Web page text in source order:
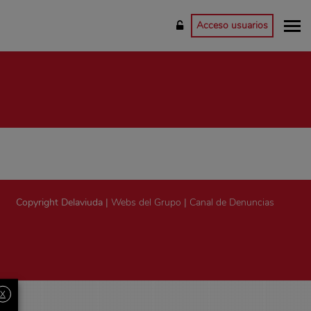
Acceso usuarios
Copyright Delaviuda | Webs del Grupo | Canal de Denuncias
X